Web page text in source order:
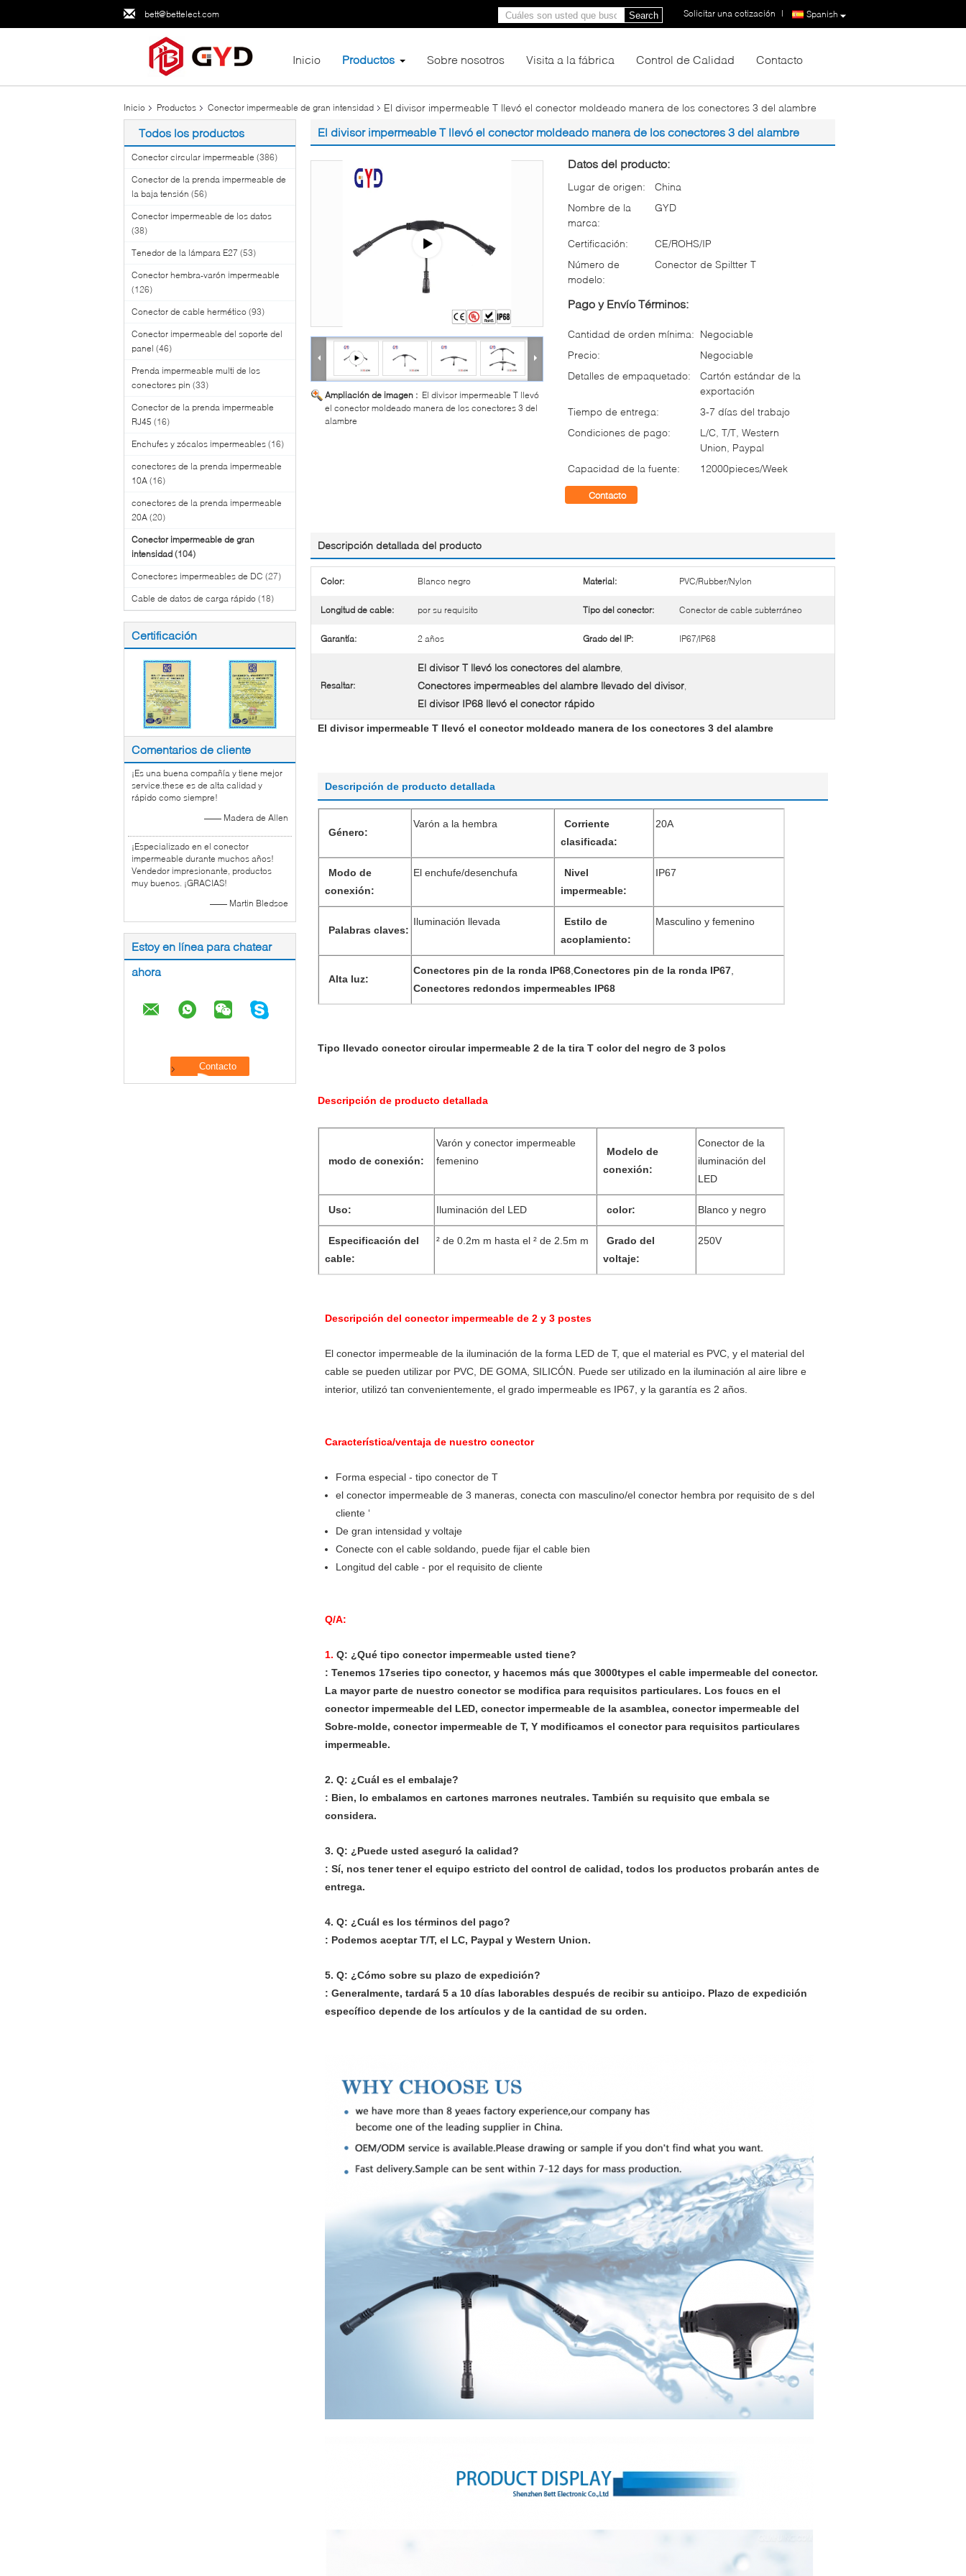
bett@bettelect.com Spanish
Solicitar una cotización |
Search
Inicio Productos Sobre nosotros Visita a la fábrica Control de Calidad Contacto
Inicio Productos Conector impermeable de gran intensidad El divisor impermeable T llevó el conector moldeado manera de los conectores 3 del alambre
Todos los productos
Conector circular impermeable (386)
Conector de la prenda impermeable de
la baja tensión (56)
Conector impermeable de los datos
(38)
Tenedor de la lámpara E27 (53)
Conector hembra-varón impermeable
(126)
Conector de cable hermético (93)
Conector impermeable del soporte del
panel (46)
Prenda impermeable multi de los
conectores pin (33)
Conector de la prenda impermeable
RJ45 (16)
Enchufes y zócalos impermeables (16)
conectores de la prenda impermeable
10A (16)
conectores de la prenda impermeable
20A (20)
Conector impermeable de gran
intensidad (104)
Conectores impermeables de DC (27)
Cable de datos de carga rápido (18)
Certificación
Comentarios de cliente
¡Es una buena compañía y tiene mejor
service.these es de alta calidad y
rápido como siempre!
—— Madera de Allen
¡Especializado en el conector
impermeable durante muchos años!
Vendedor impresionante, productos
muy buenos. ¡GRACIAS!
—— Martin Bledsoe
Estoy en línea para chatear
ahora
El divisor impermeable T llevó el conector moldeado manera de los conectores 3 del alambre
Ampliación de imagen : El divisor impermeable T llevó
el conector moldeado manera de los conectores 3 del
alambre
Datos del producto:
Lugar de origen:
China
Nombre de la
marca:
GYD
Certificación:
CE/ROHS/IP
Número de
modelo:
Conector de Spiltter T
Pago y Envío Términos:
Cantidad de orden mínima: Negociable
Precio:
Negociable
Detalles de empaquetado:
Cartón estándar de la
exportación
Tiempo de entrega:
3-7 días del trabajo
Condiciones de pago:
L/C, T/T, Western
Union, Paypal
Capacidad de la fuente:
12000pieces/Week
Contacto
Descripción detallada del producto
Color: Blanco negro Material: PVC/Rubber/Nylon
Longitud de cable: por su requisito Tipo del conector: Conector de cable subterráneo
Garantía: 2 años Grado del IP: IP67/IP68
Resaltar:
El divisor T llevó los conectores del alambre
Conectores impermeables del alambre llevado del divisor
El divisor IP68 llevó el conector rápido
El divisor impermeable T llevó el conector moldeado manera de los conectores 3 del alambre
Descripción de producto detallada
Género:
Varón a la hembra
Corriente
clasificada:
20A
Modo de
conexión:
El enchufe/desenchufa
Nivel
impermeable:
IP67
Palabras claves:
Iluminación llevada
Estilo de
acoplamiento:
Masculino y femenino
Alta luz:
Conectores pin de la ronda IP68 Conectores pin de la ronda IP67
Conectores redondos impermeables IP68
Tipo llevado conector circular impermeable 2 de la tira T color del negro de 3 polos
Descripción de producto detallada
modo de conexión:
Varón y conector impermeable
femenino
Modelo de
conexión:
Conector de la
iluminación del
LED
Uso: Iluminación del LED color: Blanco y negro
Especificación del
cable:
² de 0.2m m hasta el ² de 2.5m m
Grado del
voltaje:
250V
Descripción del conector impermeable de 2 y 3 postes
El conector impermeable de la iluminación de la forma LED de T, que el material es PVC, y el material del
cable se pueden utilizar por PVC, DE GOMA, SILICÓN. Puede ser utilizado en la iluminación al aire libre e
interior, utilizó tan convenientemente, el grado impermeable es IP67, y la garantía es 2 años.
Característica/ventaja de nuestro conector
Forma especial - tipo conector de T
el conector impermeable de 3 maneras, conecta con masculino/el conector hembra por requisito de s del
cliente ‘
De gran intensidad y voltaje
Conecte con el cable soldando, puede fijar el cable bien
Longitud del cable - por el requisito de cliente
Q/A:
1. Q: ¿Qué tipo conector impermeable usted tiene?
: Tenemos 17series tipo conector, y hacemos más que 3000types el cable impermeable del conector.
La mayor parte de nuestro conector se modifica para requisitos particulares. Los foucs en el
conector impermeable del LED, conector impermeable de la asamblea, conector impermeable del
Sobre-molde, conector impermeable de T, Y modificamos el conector para requisitos particulares
impermeable.
2. Q: ¿Cuál es el embalaje?
: Bien, lo embalamos en cartones marrones neutrales. También su requisito que embala se
considera.
3. Q: ¿Puede usted aseguró la calidad?
: Sí, nos tener tener el equipo estricto del control de calidad, todos los productos probarán antes de
entrega.
4. Q: ¿Cuál es los términos del pago?
: Podemos aceptar T/T, el LC, Paypal y Western Union.
5. Q: ¿Cómo sobre su plazo de expedición?
: Generalmente, tardará 5 a 10 días laborables después de recibir su anticipo. Plazo de expedición
específico depende de los artículos y de la cantidad de su orden.